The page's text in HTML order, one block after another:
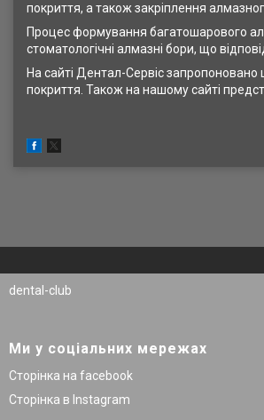
покриття, а також закріплення
Процес формування багатошарового
стоматологічні алмазні бори, що
На сайті Дентал-Сервіс
покриття. Також на нашому сайті
dental-club
Ми у соціальних мережах
Сторінка на facebook
Сторінка в Instagram